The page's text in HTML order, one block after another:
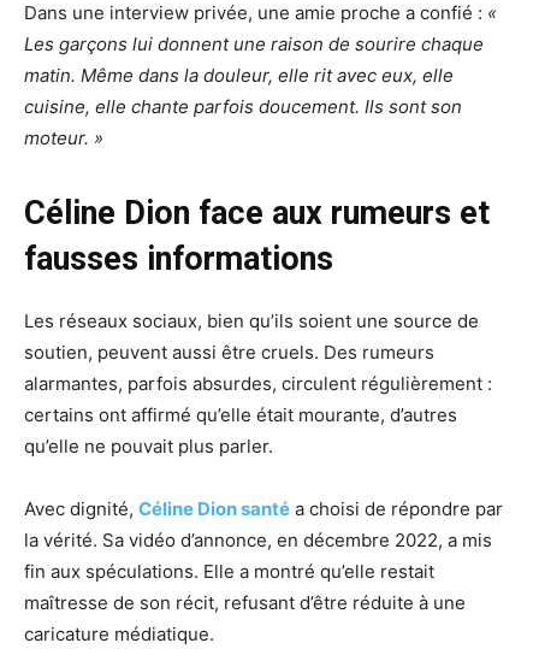
Dans une interview privée, une amie proche a confié : «
Les garçons lui donnent une raison de sourire chaque
matin. Même dans la douleur, elle rit avec eux, elle
cuisine, elle chante parfois doucement. Ils sont son
moteur. »
Céline Dion face aux rumeurs et
fausses informations
Les réseaux sociaux, bien qu’ils soient une source de
soutien, peuvent aussi être cruels. Des rumeurs
alarmantes, parfois absurdes, circulent régulièrement :
certains ont affirmé qu’elle était mourante, d’autres
qu’elle ne pouvait plus parler.
Avec dignité, Céline Dion santé a choisi de répondre par
la vérité. Sa vidéo d’annonce, en décembre 2022, a mis
fin aux spéculations. Elle a montré qu’elle restait
maîtresse de son récit, refusant d’être réduite à une
caricature médiatique.